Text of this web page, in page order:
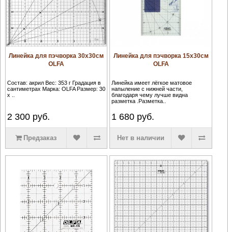
Линейка для пэчворка 30х30см
OLFA
Состав: акрил Вес: 353 г Градация в
сантиметрах Марка: OLFA Размер: 30
х ..
2 300руб.
Предзаказ
Линейка для пэчворка 15х30см
OLFA
Линейка имеет лёгкое матовое
напыление с нижней части,
благодаря чему лучше видна
разметка .Разметка..
1 680 руб.
Нет в наличии